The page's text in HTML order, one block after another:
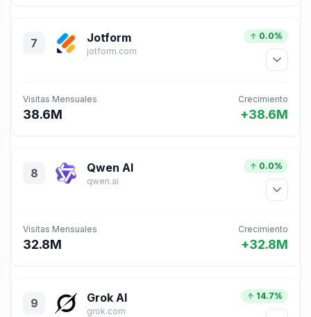
7 Jotform
jotform.com
0.0%
Visitas Mensuales
38.6M
Crecimiento
+38.6M
8 Qwen AI
qwen.ai
0.0%
Visitas Mensuales
32.8M
Crecimiento
+32.8M
9 Grok AI
grok.com
14.7%